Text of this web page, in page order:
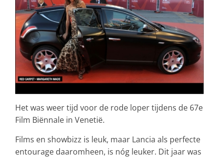
Het was weer tijd voor de rode loper tijdens de 67e
Film Biënnale in Venetië.
Films en showbizz is leuk, maar Lancia als perfecte
entourage daaromheen, is nóg leuker. Dit jaar was